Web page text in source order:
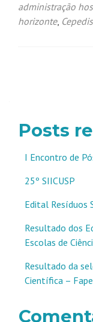
administração
horizonte,
Posts
I Encontro de
25º SIICUSP
Edital Resíduos
Resultado dos
Escolas de
Resultado da
Científica –